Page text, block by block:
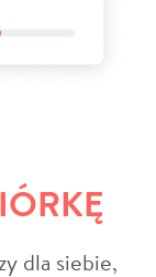
dla siebie,